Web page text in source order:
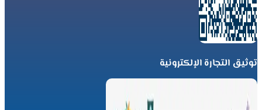
توثيق التجارة الإلكترونية